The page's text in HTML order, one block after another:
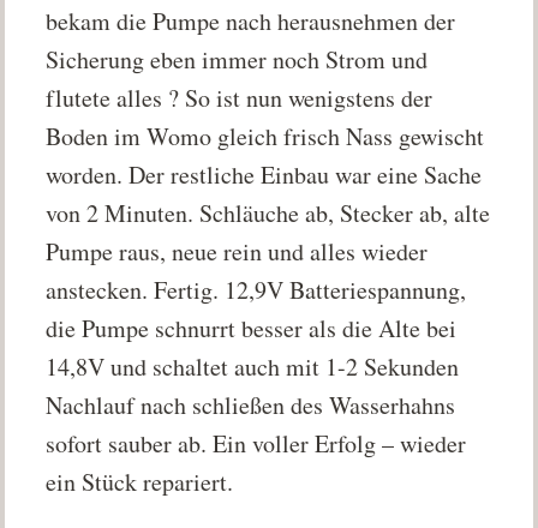
bekam die Pumpe nach herausnehmen der
Sicherung eben immer noch Strom und
flutete alles ? So ist nun wenigstens der
Boden im Womo gleich frisch Nass gewischt
worden. Der restliche Einbau war eine Sache
von 2 Minuten. Schläuche ab, Stecker ab, alte
Pumpe raus, neue rein und alles wieder
anstecken. Fertig. 12,9V Batteriespannung,
die Pumpe schnurrt besser als die Alte bei
14,8V und schaltet auch mit 1-2 Sekunden
Nachlauf nach schließen des Wasserhahns
sofort sauber ab. Ein voller Erfolg – wieder
ein Stück repariert.